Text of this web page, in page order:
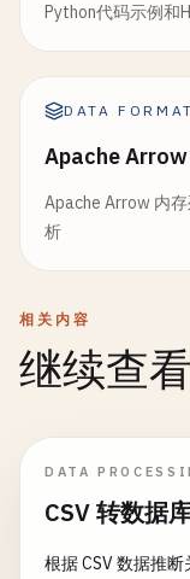
Python代码示例和
DATA
Apache Arrow
Apache Arrow 内
析
相关内容
继续查
DATA
CSV 转数据
根据 CSV 数据推断